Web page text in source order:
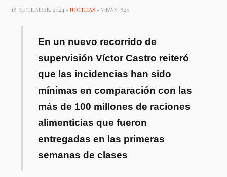
18 SEPTIEMBRE, 2024 •NOTICIAS • VIEWS: 829
En un nuevo recorrido de
supervisión Víctor Castro reiteró
que las incidencias han sido
mínimas en comparación con las
más de 100 millones de raciones
alimenticias que fueron
entregadas en las primeras
semanas de clases